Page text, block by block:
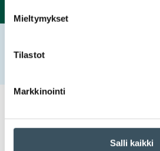
Mieltymykset
Tilastot
Markkinointi
Salli kaikki
Osaava kauppa -yritysvierailut
21.02.2025 12:33 Uutiset koulutus,
Osaava kauppa -